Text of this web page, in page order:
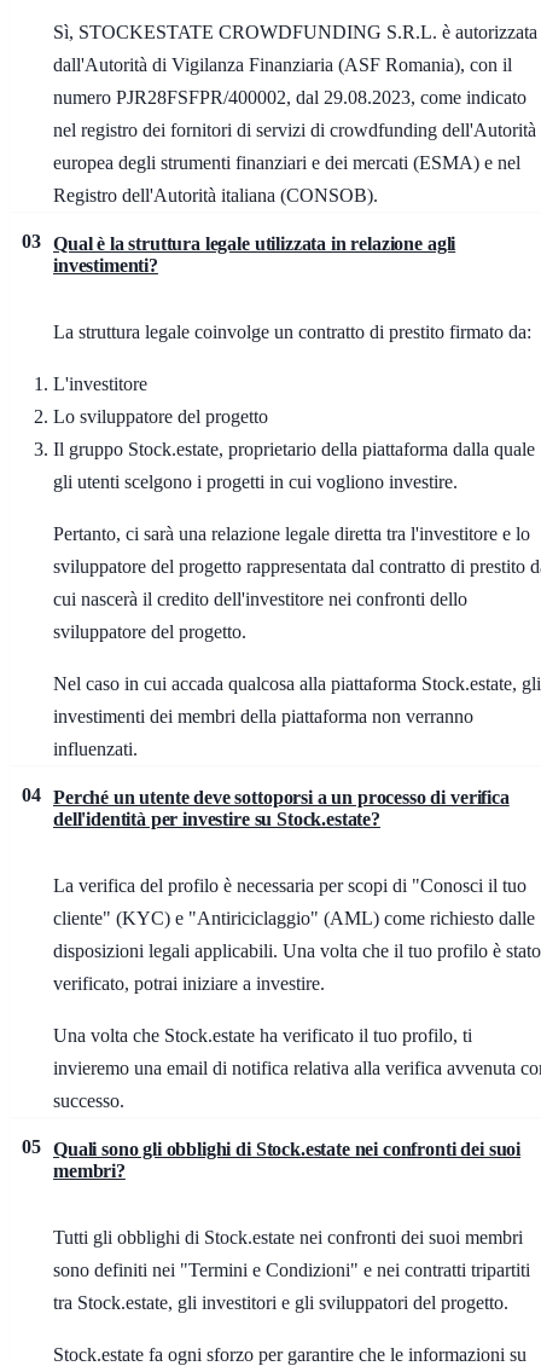
Sì, STOCKESTATE CROWDFUNDING S.R.L. è autorizzata
dall'Autorità di Vigilanza Finanziaria (ASF Romania), con il
numero PJR28FSFPR/400002, dal 29.08.2023, come indicato
nel registro dei fornitori di servizi di crowdfunding dell'Autorità
europea degli strumenti finanziari e dei mercati (ESMA) e nel
Registro dell'Autorità italiana (CONSOB).
03 Qual è la struttura legale utilizzata in relazione agli
investimenti?
La struttura legale coinvolge un contratto di prestito firmato da:
L'investitore
Lo sviluppatore del progetto
Il gruppo Stock.estate, proprietario della piattaforma dalla quale
gli utenti scelgono i progetti in cui vogliono investire.
Pertanto, ci sarà una relazione legale diretta tra l'investitore e lo
sviluppatore del progetto rappresentata dal contratto di prestito
cui nascerà il credito dell'investitore nei confronti dello
sviluppatore del progetto.
Nel caso in cui accada qualcosa alla piattaforma Stock.estate, gli
investimenti dei membri della piattaforma non verranno
influenzati.
04 Perché un utente deve sottoporsi a un processo di verifica
dell'identità per investire su Stock.estate?
La verifica del profilo è necessaria per scopi di "Conosci il tuo
cliente" (KYC) e "Antiriciclaggio" (AML) come richiesto dalle
disposizioni legali applicabili. Una volta che il tuo profilo è stato
verificato, potrai iniziare a investire.
Una volta che Stock.estate ha verificato il tuo profilo, ti
invieremo una email di notifica relativa alla verifica avvenuta
successo.
05 Quali sono gli obblighi di Stock.estate nei confronti dei suoi
membri?
Tutti gli obblighi di Stock.estate nei confronti dei suoi membri
sono definiti nei "Termini e Condizioni" e nei contratti tripartiti
tra Stock.estate, gli investitori e gli sviluppatori del progetto.
Stock.estate fa ogni sforzo per garantire che le informazioni su